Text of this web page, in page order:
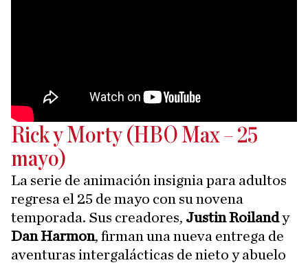
Rick y Morty (HBO Max – 25
mayo)
La serie de animación insignia para adultos
regresa el 25 de mayo con su novena
temporada. Sus creadores, Justin Roilandy
Dan Harmon, firman una nueva entrega de
aventuras intergalácticas de nieto y abuelo